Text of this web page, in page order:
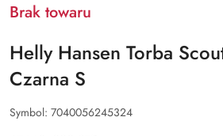
Brak towaru
Helly Hansen Torba
Czarna S
Symbol: 7040056245324